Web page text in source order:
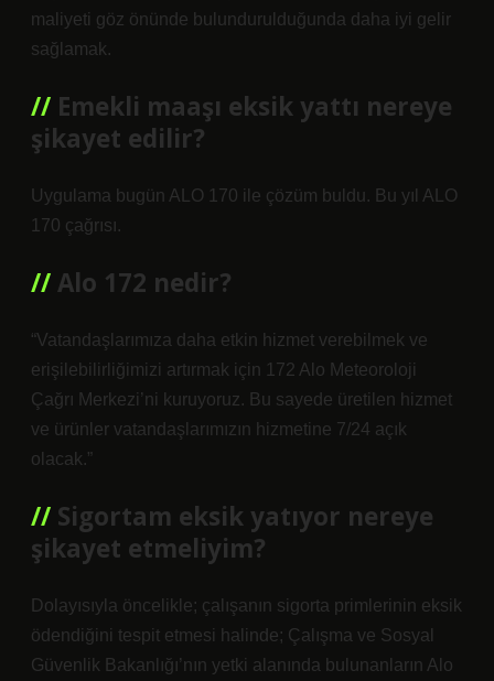
maliyeti göz önünde bulundurulduğunda daha iyi gelir
sağlamak.
Emekli maaşı eksik yattı nereye
şikayet edilir?
Uygulama bugün ALO 170 ile çözüm buldu. Bu yıl ALO
170 çağrısı.
Alo 172 nedir?
“Vatandaşlarımıza daha etkin hizmet verebilmek ve
erişilebilirliğimizi artırmak için 172 Alo Meteoroloji
Çağrı Merkezi’ni kuruyoruz. Bu sayede üretilen hizmet
ve ürünler vatandaşlarımızın hizmetine 7/24 açık
olacak.”
Sigortam eksik yatıyor nereye
şikayet etmeliyim?
Dolayısıyla öncelikle; çalışanın sigorta primlerinin eksik
ödendiğini tespit etmesi halinde; Çalışma ve Sosyal
Güvenlik Bakanlığı’nın yetki alanında bulunanların Alo